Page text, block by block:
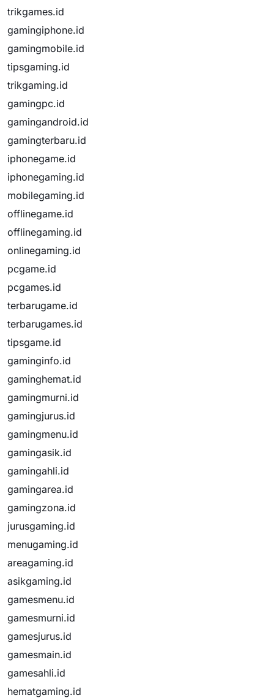
trikgames.id
gamingiphone.id
gamingmobile.id
tipsgaming.id
trikgaming.id
gamingpc.id
gamingandroid.id
gamingterbaru.id
iphonegame.id
iphonegaming.id
mobilegaming.id
offlinegame.id
offlinegaming.id
onlinegaming.id
pcgame.id
pcgames.id
terbarugame.id
terbarugames.id
tipsgame.id
gaminginfo.id
gaminghemat.id
gamingmurni.id
gamingjurus.id
gamingmenu.id
gamingasik.id
gamingahli.id
gamingarea.id
gamingzona.id
jurusgaming.id
menugaming.id
areagaming.id
asikgaming.id
gamesmenu.id
gamesmurni.id
gamesjurus.id
gamesmain.id
gamesahli.id
hematgaming.id